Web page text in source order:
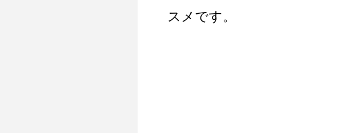
スメです。